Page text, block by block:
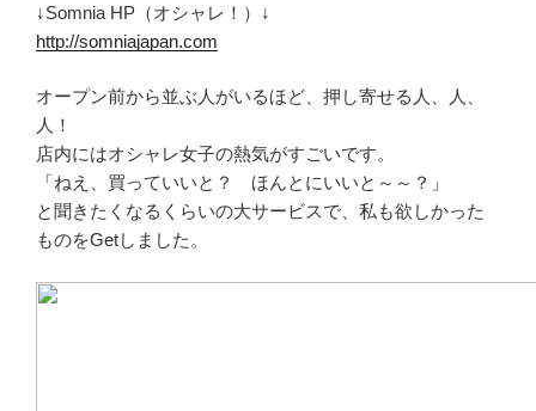
↓Somnia HP（オシャレ！）↓
http://somniajapan.com
オープン前から並ぶ人がいるほど、押し寄せる人、人、
人！
店内にはオシャレ女子の熱気がすごいです。
「ねえ、買っていいと？ ほんとにいいと～～？」
と聞きたくなるくらいの大サービスで、私も欲しかった
ものをGetしました。